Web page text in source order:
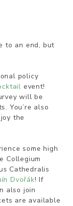
to an end, but
policy
event!
will be
You’re also
the
some high
Collegium
Cathedralis
Dvořák! If
also join
are available